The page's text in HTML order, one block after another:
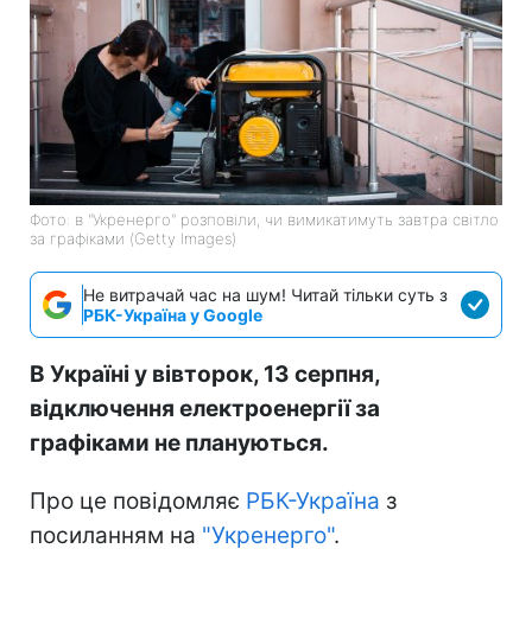
Фото: в "Укренерго" розповіли, чи вимикатимуть завтра світло
за графіками (Getty Images)
Не витрачай час на шум! Читай тільки суть з
РБК-Україна у Google
В Україні у вівторок, 13 серпня,
відключення електроенергії за
графіками не плануються.
Про це повідомляє РБК-Україна з
посиланням на "Укренерго".